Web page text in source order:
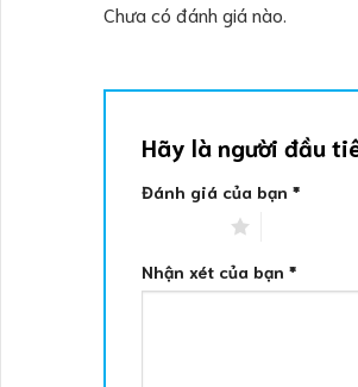
Chưa có đánh giá nào.
Hãy là người đầu
Đánh giá của bạn *
Nhận xét của bạn *